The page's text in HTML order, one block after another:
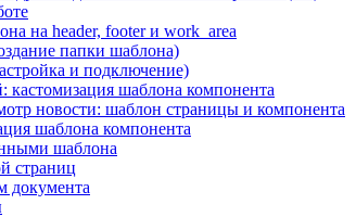
на header, footer и work_area
папки шаблона)
и подключение)
кастомизация шаблона компонента
новости: шаблон страницы и компонента
шаблона компонента
шаблона
страниц
документа